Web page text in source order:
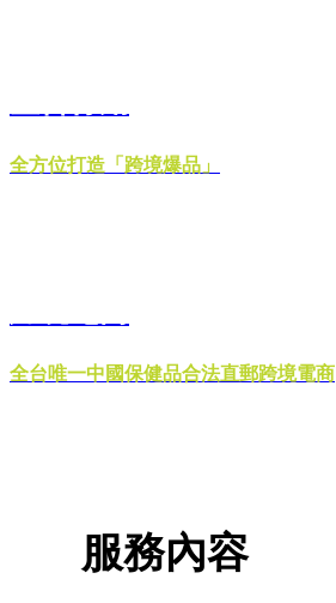
全方位打造「跨境爆品」
全台唯一中國保健品合法直郵跨境電商
服務內容